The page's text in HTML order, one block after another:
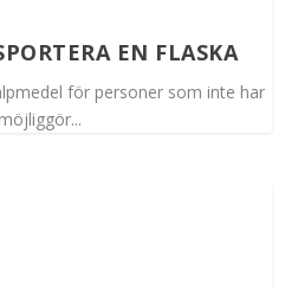
EN FLASKA
för personer som inte har